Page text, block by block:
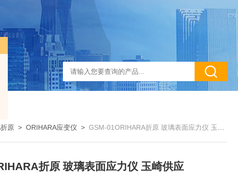
原 >ORIHARA应变仪 >GSM-01ORIHARA折原 玻璃表面应力仪 玉崎供应
折原 玻璃表面应力仪 玉崎供应